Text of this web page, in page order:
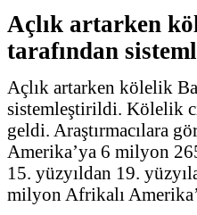
Açlık artarken
tarafından
Açlık artarken kölelik
sistemleştirildi. Kölelik
geldi. Araştırmacılara
Amerika’ya 6 milyon
15. yüzyıldan 19.
milyon Afrikalı